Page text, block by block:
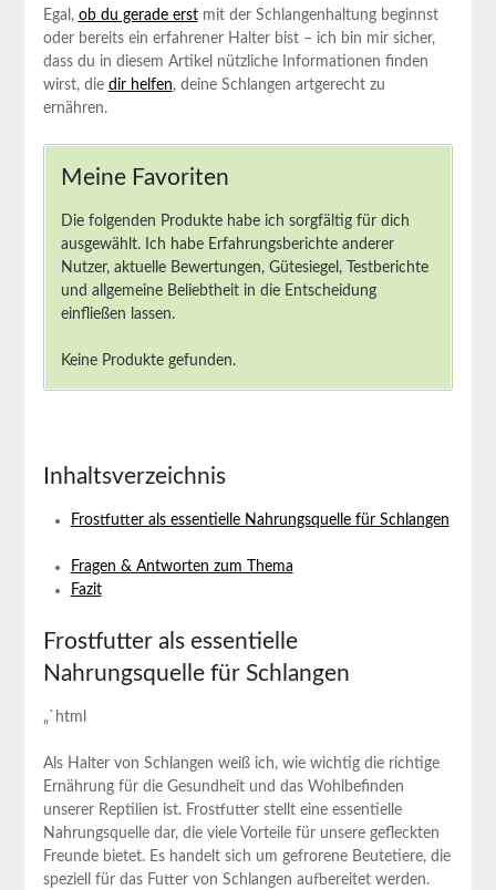
Egal, ob du gerade ⁣erstmit der ⁤Schlangenhaltung beginnst
⁣oder bereits ein ‍erfahrener Halter bist –‍ ich bin mir sicher,
dass‍ du in⁤ diesem Artikel nützliche Informationen finden
wirst, die dir helfen, deine Schlangen‌ artgerecht‌ zu
ernähren.
Meine Favoriten
Die⁢ folgenden Produkte habe ich sorgfältig für ‍dich
ausgewählt. Ich habe Erfahrungsberichte anderer
Nutzer, aktuelle ⁤Bewertungen, Gütesiegel, Testberichte
und allgemeine Beliebtheit in‍ die⁢ Entscheidung⁢
einfließen lassen.
Keine Produkte gefunden.
Inhaltsverzeichnis
Frostfutter als essentielle Nahrungsquelle für Schlangen
Fragen & Antworten zum Thema
Fazit
Frostfutter als essentielle
‌Nahrungsquelle ⁢für Schlangen
„`html
Als Halter ⁣von Schlangen weiß ich, wie⁢ wichtig die richtige‍
Ernährung für die Gesundheit und das ⁤Wohlbefinden
unserer Reptilien ist. Frostfutter stellt eine essentielle
Nahrungsquelle dar, die viele Vorteile für unsere gefleckten
Freunde bietet. Es handelt sich ​um gefrorene Beutetiere, die
speziell‍ für das ‍Futter von ‍Schlangen aufbereitet werden.